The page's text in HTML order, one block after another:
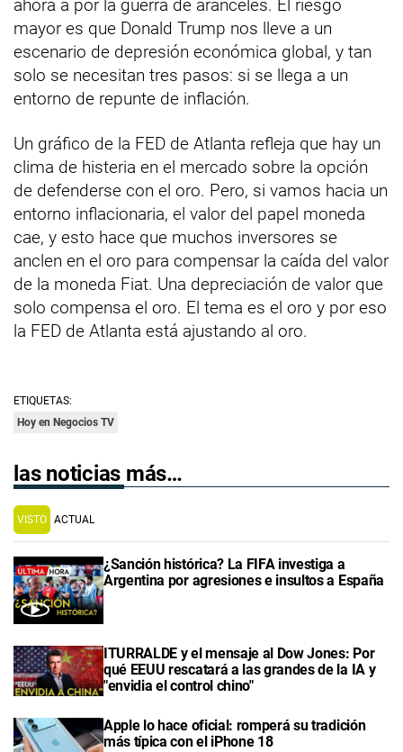
ahora a por la guerra de aranceles. El riesgo
mayor es que Donald Trump nos lleve a un
escenario de depresión económica global, y tan
solo se necesitan tres pasos: si se llega a un
entorno de repunte de inflación.
Un gráfico de la FED de Atlanta refleja que hay un
clima de histeria en el mercado sobre la opción
de defenderse con el oro. Pero, si vamos hacia un
entorno inflacionaria, el valor del papel moneda
cae, y esto hace que muchos inversores se
anclen en el oro para compensar la caída del valor
de la moneda Fiat. Una depreciación de valor que
solo compensa el oro. El tema es el oro y por eso
la FED de Atlanta está ajustando al oro.
ETIQUETAS:
Hoy en Negocios TV
las noticias más…
VISTO ACTUAL
¿Sanción histórica? La FIFA investiga a
Argentina por agresiones e insultos a España
ITURRALDE y el mensaje al Dow Jones: Por
qué EEUU rescatará a las grandes de la IA y
"envidia el control chino"
Apple lo hace oficial: romperá su tradición
más típica con el iPhone 18